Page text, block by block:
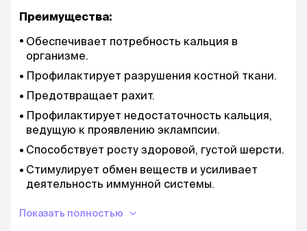
Преимущества:
Обеспечивает потребность кальция в
организме.
Профилактирует разрушения костной ткани.
Предотвращает рахит.
Профилактирует недостаточность кальция,
ведущую к проявлению эклампсии.
Способствует росту здоровой, густой шерсти.
Стимулирует обмен веществ и усиливает
деятельность иммунной системы.
Показать полностью